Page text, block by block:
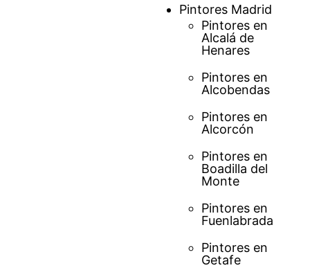
Pintores Madrid
Pintores en
Alcalá de
Henares
Pintores en
Alcobendas
Pintores en
Alcorcón
Pintores en
Boadilla del
Monte
Pintores en
Fuenlabrada
Pintores en
Getafe